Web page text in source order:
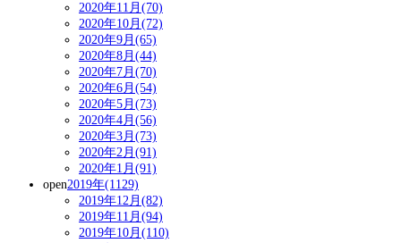
2020年11月(70)
2020年10月(72)
2020年9月(65)
2020年8月(44)
2020年7月(70)
2020年6月(54)
2020年5月(73)
2020年4月(56)
2020年3月(73)
2020年2月(91)
2020年1月(91)
open2019年(1129)
2019年12月(82)
2019年11月(94)
2019年10月(110)